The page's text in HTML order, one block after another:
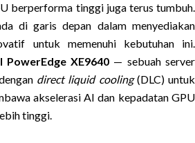
berperforma tinggi juga terus tumbuh.
di garis depan dalam menyediakan
untuk memenuhi kebutuhan ini.
PowerEdge XE9640 — sebuah server
direct liquid cooling(DLC) untuk
akselerasi AI dan kepadatan GPU
tinggi.